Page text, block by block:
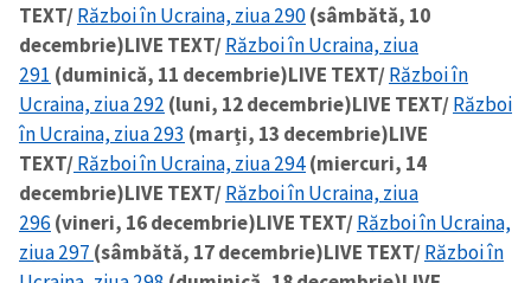
TEXT/Război în Ucraina, ziua 290(sâmbătă, 10
decembrie)LIVE TEXT/Război în Ucraina, ziua
291 (duminică, 11 decembrie)LIVE TEXT/Război în
Ucraina, ziua 292 (luni, 12 decembrie)LIVE TEXT/Război
în Ucraina, ziua 293 (marți, 13 decembrie)LIVE
TEXT/Război în Ucraina, ziua 294(miercuri, 14
decembrie)LIVE TEXT/Război în Ucraina, ziua
296 (vineri, 16 decembrie)LIVE TEXT/Război în Ucraina,
ziua 297 (sâmbătă, 17 decembrie)LIVE TEXT/Război în